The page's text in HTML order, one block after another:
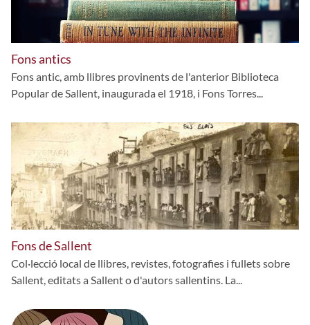
Fons antics
Fons antic, amb llibres provinents de l'anterior Biblioteca
Popular de Sallent, inaugurada el 1918, i Fons Torres...
Fons de Sallent
Col·lecció local de llibres, revistes, fotografies i fullets sobre
Sallent, editats a Sallent o d'autors sallentins. La...